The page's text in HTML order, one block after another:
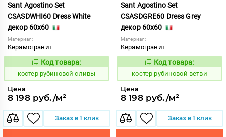
Sant Agostino Set
CSASDWHI60 Dress White
декор 60x60
Материал:
Керамогранит
806761
Код товара:
костер рубиновой сливы
Цена
8 198 руб./м²
Заказ в 1 клик
Sant Agostino Set
CSASDGRE60 Dress Grey
декор 60x60
Материал:
Керамогранит
806759
Код товара:
костер рубиновой ветви
Цена
8 198 руб./м²
Заказ в 1 клик